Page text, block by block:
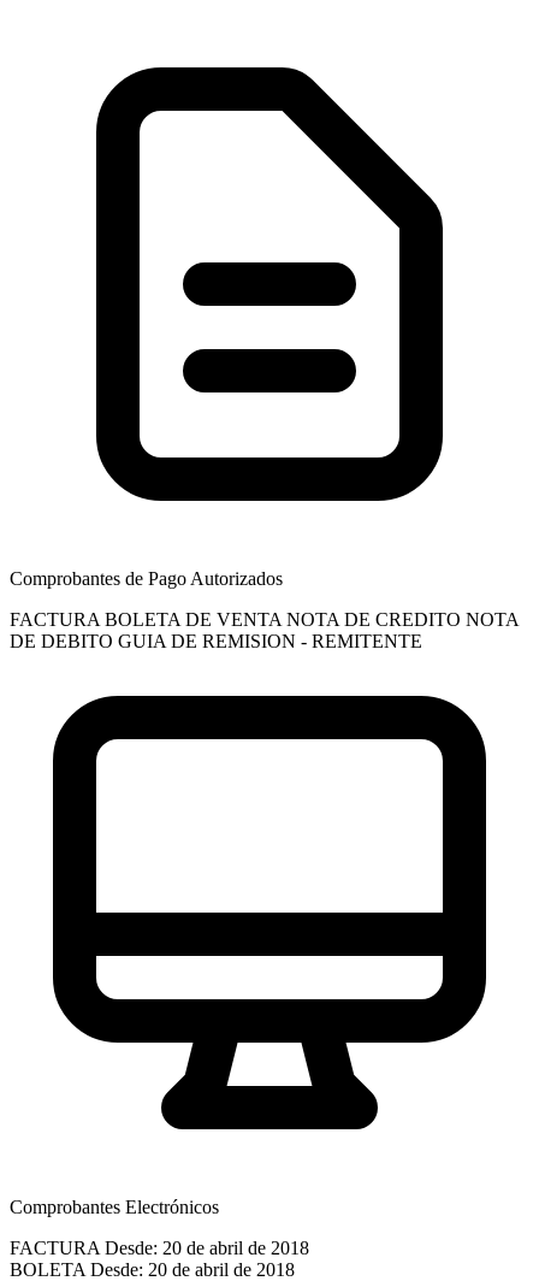
Comprobantes de Pago Autorizados
FACTURA BOLETA DE VENTA NOTA DE CREDITO NOTA
DE DEBITO GUIA DE REMISION - REMITENTE
Comprobantes Electrónicos
FACTURA Desde: 20 de abril de 2018
BOLETA Desde: 20 de abril de 2018